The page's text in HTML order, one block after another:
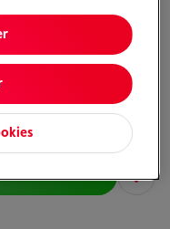
semi-ouverts
mm